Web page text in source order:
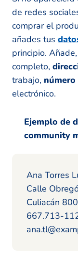
de redes
comprar el
añades tus
principio.
completo,
trabajo, número
electrónico.
Ejemplo de
community
Ana Torres
Calle
Culiacán
667.713-